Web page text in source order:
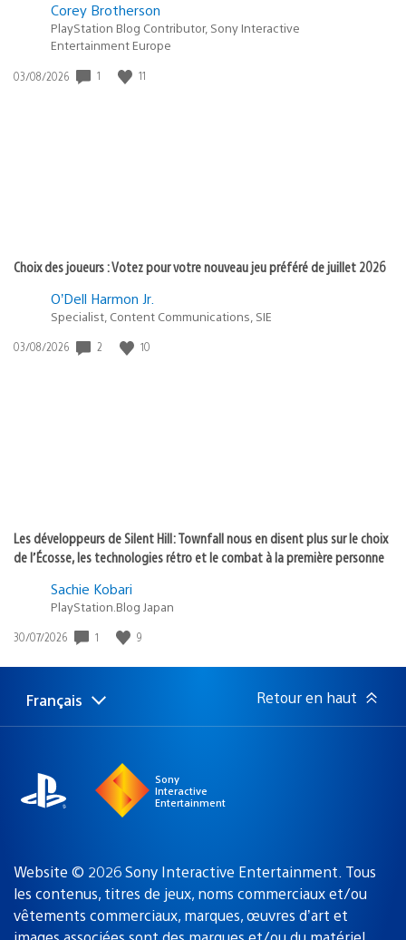
Corey Brotherson
PlayStation Blog Contributor, Sony Interactive
Entertainment Europe
Date
03/08/2026 1 11
Choix des joueurs : Votez pour votre nouveau jeu préféré de juillet 2026
O’Dell Harmon Jr.
Specialist, Content Communications, SIE
Date
03/08/2026 2 10
Les développeurs de Silent Hill: Townfall nous en disent plus sur le choix
de l’Écosse, les technologies rétro et le combat à la première personne
Sachie Kobari
PlayStation.Blog Japan
Date
publication
30/07/2026 1 9
Choisir
une
Région
actuelle
Français Retour en haut
Sony
Interactive
Entertainment
Website © 2026 Sony Interactive Entertainment. Tous
les contenus, titres de jeux, noms commerciaux et/ou
vêtements commerciaux, marques, œuvres d’art et